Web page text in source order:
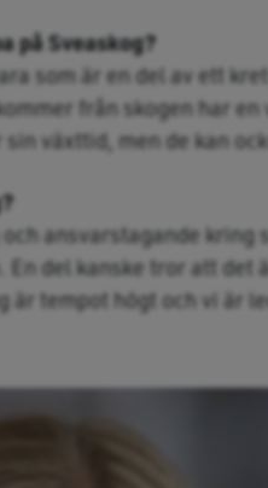
på Sveaskog?
som är en del av ett
från skogen har
växttid, men de kan
ansvarstagande
del kanske tror att
tempot högt och vi är